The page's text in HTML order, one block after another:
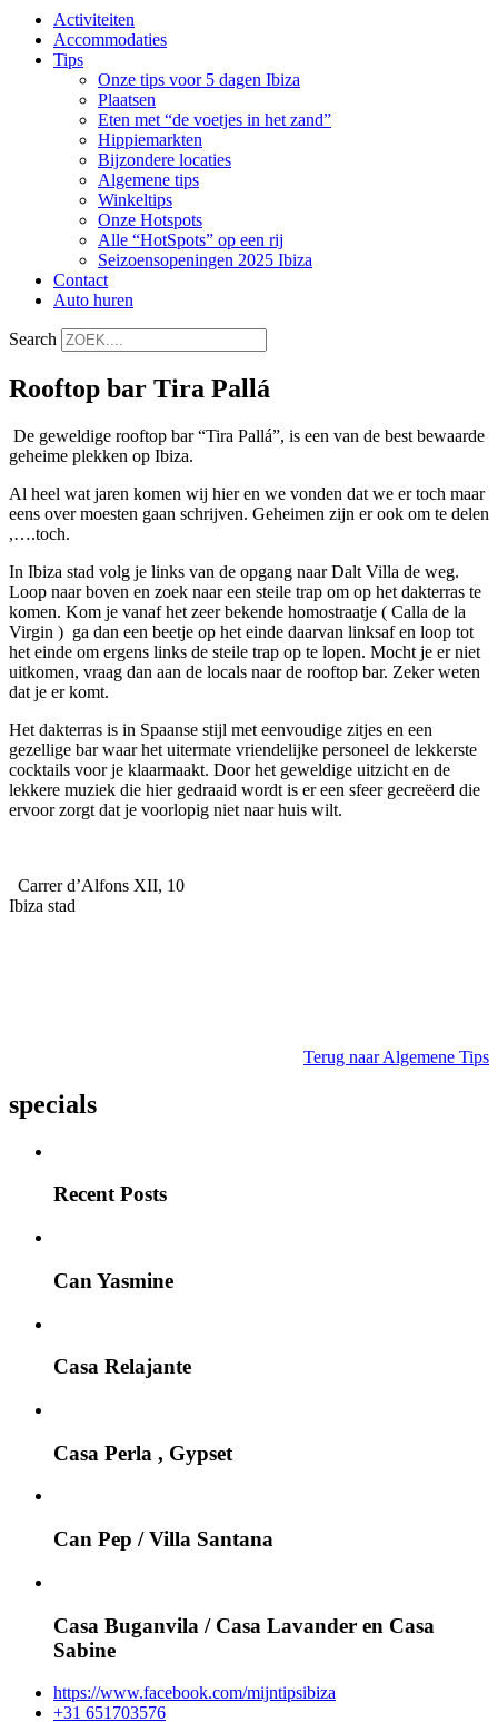
Activiteiten
Accommodaties
Tips
Onze tips voor 5 dagen Ibiza
Plaatsen
Eten met “de voetjes in het zand”
Hippiemarkten
Bijzondere locaties
Algemene tips
Winkeltips
Onze Hotspots
Alle “HotSpots” op een rij
Seizoensopeningen 2025 Ibiza
Contact
Auto huren
Search
Rooftop bar Tira Pallá
De geweldige rooftop bar “Tira Pallá”, is een van de best bewaarde
geheime plekken op Ibiza.
Al heel wat jaren komen wij hier en we vonden dat we er toch maar
eens over moesten gaan schrijven. Geheimen zijn er ook om te delen
,….toch.
In Ibiza stad volg je links van de opgang naar Dalt Villa de weg.
Loop naar boven en zoek naar een steile trap om op het dakterras te
komen. Kom je vanaf het zeer bekende homostraatje ( Calla de la
Virgin ) ga dan een beetje op het einde daarvan linksaf en loop tot
het einde om ergens links de steile trap op te lopen. Mocht je er niet
uitkomen, vraag dan aan de locals naar de rooftop bar. Zeker weten
dat je er komt.
Het dakterras is in Spaanse stijl met eenvoudige zitjes en een
gezellige bar waar het uitermate vriendelijke personeel de lekkerste
cocktails voor je klaarmaakt. Door het geweldige uitzicht en de
lekkere muziek die hier gedraaid wordt is er een sfeer gecreëerd die
ervoor zorgt dat je voorlopig niet naar huis wilt.
Carrer d’Alfons XII, 10
Ibiza stad
Terug naar Algemene Tips
specials
Recent Posts
Can Yasmine
Casa Relajante
Casa Perla , Gypset
Can Pep / Villa Santana
Casa Buganvila / Casa Lavander en Casa
Sabine
https://www.facebook.com/mijntipsibiza
+31 651703576